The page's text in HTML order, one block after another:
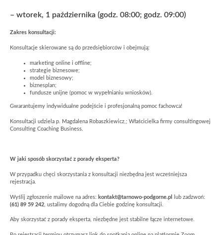
– wtorek, 1 października (godz. 08:00; godz. 09:00)
Zakres konsultacji:
Konsultacje skierowane są do przedsiębiorców i obejmują:
marketing online i offline;
strategie biznesowe;
model biznesowy;
biznesplan;
fundusze unijne (pomoc w wypełnianiu wniosków).
Gwarantujemy indywidualne podejście i profesjonalną pomoc fachowca!
Konsultacji udziela p. Magdalena Robaszkiewicz,; Właścicielka firmy consultingowej
Consulting Coaching Business.
W jaki sposób skorzystać z porady eksperta?
W przypadku chęci skorzystania z konsultacji niezbędna jest wcześniejsza
rejestracja.
Wyślij zgłoszenie mailowe na adres: kontakt@tarnowo-podgorne.pl
lub zadzwoń:
(61) 89 59 242 , ustalimy dogodną dla Ciebie godzinę konsultacji.
Aby skorzystać z porady eksperta, niezbędne jest stabilne łącze internetowe.